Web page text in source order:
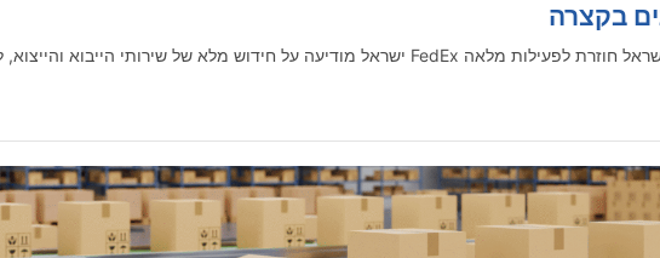
בקצרה
תזכורת ליבואן / יצואן בדבר סיום תוקף ייפוי כוח לסוכן
השירות לציבור במינהל המכס, ובמסגרת הנגשת המידע ללקוחות, הריני לעדכנכם כי החל מה-